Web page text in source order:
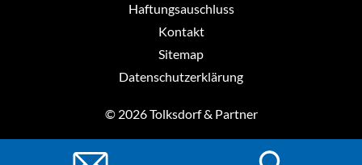
Haftungsauschluss
Kontakt
Sitemap
Datenschutzerklärung
© 2026 Tolksdorf & Partner